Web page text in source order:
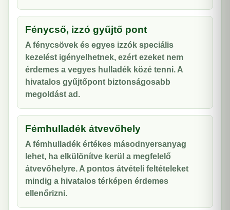
Fénycső, izzó gyűjtő pont
A fénycsövek és egyes izzók speciális
kezelést igényelhetnek, ezért ezeket nem
érdemes a vegyes hulladék közé tenni. A
hivatalos gyűjtőpont biztonságosabb
megoldást ad.
Fémhulladék átvevőhely
A fémhulladék értékes másodnyersanyag
lehet, ha elkülönítve kerül a megfelelő
átvevőhelyre. A pontos átvételi feltételeket
mindig a hivatalos térképen érdemes
ellenőrizni.